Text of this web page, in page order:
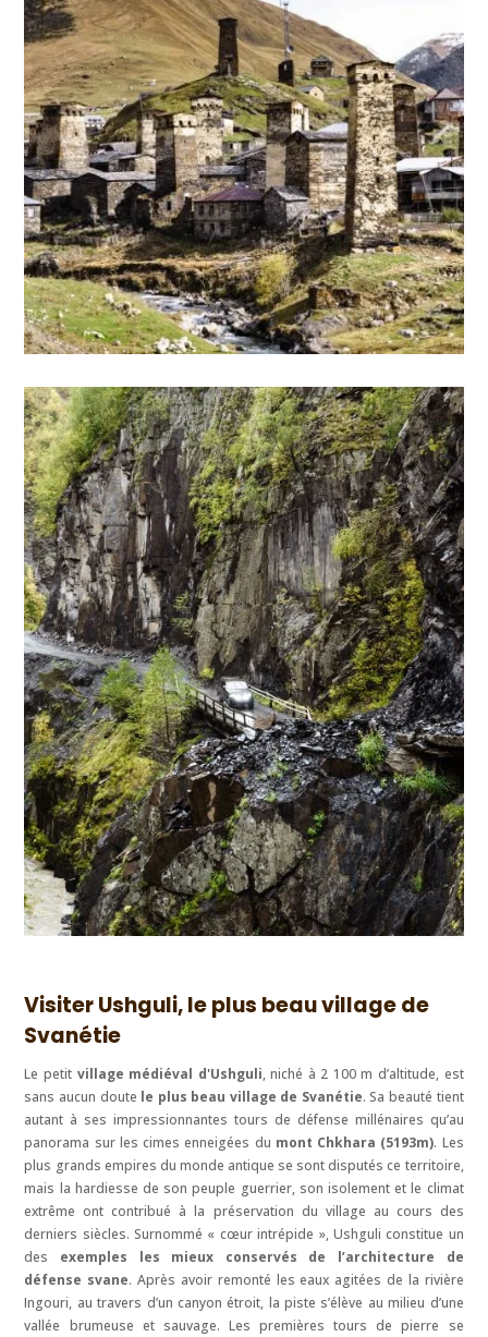
Visiter Ushguli, le plus beau village de
Svanétie
Le petit village médiéval d'Ushguli, niché à 2 100 m d’altitude, est
sans aucun doute le plus beau village de Svanétie. Sa beauté tient
autant à ses impressionnantes tours de défense millénaires qu’au
panorama sur les cimes enneigées du mont Chkhara (5193m). Les
plus grands empires du monde antique se sont disputés ce territoire,
mais la hardiesse de son peuple guerrier, son isolement et le climat
extrême ont contribué à la préservation du village au cours des
derniers siècles. Surnommé « cœur intrépide », Ushguli constitue un
des exemples les mieux conservés de l’architecture de
défense svane. Après avoir remonté les eaux agitées de la rivière
Ingouri, au travers d’un canyon étroit, la piste s’élève au milieu d’une
vallée brumeuse et sauvage. Les premières tours de pierre se